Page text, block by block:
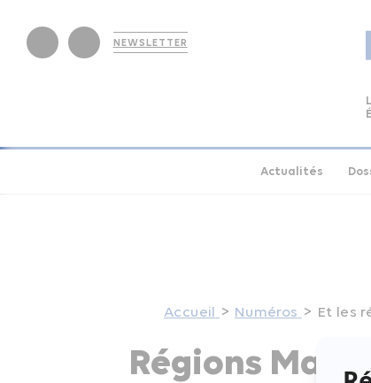
NEWSLETTER
Actualités
Accueil Numéros Et les
Régions